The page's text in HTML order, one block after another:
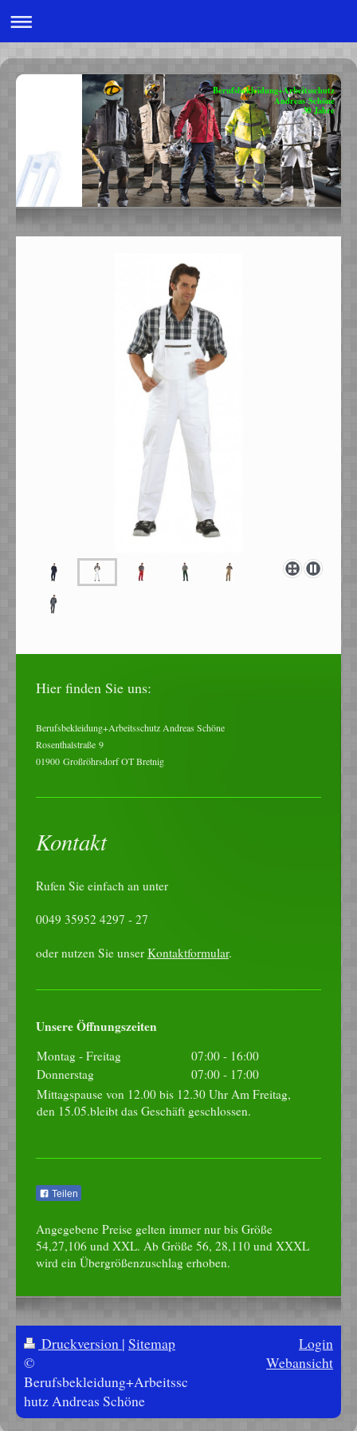
Berufsbekleidung+Arbeitsschutz
Andreas Schöne
30 Jahre
Hier finden Sie uns:
Berufsbekleidung+Arbeitsschutz Andreas Schöne
Rosenthalstraße 9
01900 Großröhrsdorf OT Bretnig
Kontakt
Rufen Sie einfach an unter
0049 35952 4297 - 27
oder nutzen Sie unser Kontaktformular.
Unsere Öffnungszeiten
Montag - Freitag 07:00 - 16:00
Donnerstag
07:00 - 17:00
Mittagspause von 12.00 bis 12.30 Uhr Am Freitag,
den 15.05.bleibt das Geschäft geschlossen.
Teilen
Angegebene Preise gelten immer nur bis Größe
54,27,106 und XXL. Ab Größe 56, 28,110 und XXXL
wird ein Übergrößenzuschlag erhoben.
Druckversion | Sitemap
©
Berufsbekleidung+Arbeitssc
hutz Andreas Schöne
Login
Webansicht